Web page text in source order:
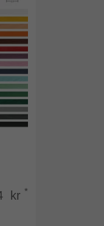
kr *